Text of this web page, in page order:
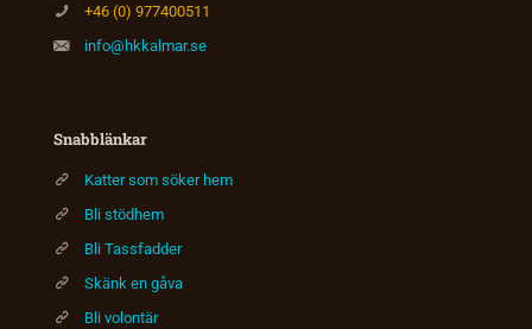
+46 (0) 977400511
info@hkkalmar.se
Snabblänkar
Katter som söker hem
Bli stödhem
Bli Tassfadder
Skänk en gåva
Bli volontär